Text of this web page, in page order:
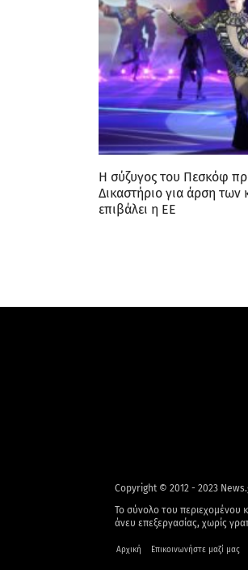
Η σύζυγος του Πεσκόφ
Δικαστήριο για άρση των
επιβάλει η ΕΕ
Copyright © 2012 - 2023
Το σύνολο του περιεχομένου
άνευ επεξεργασίας, χωρίς
Αρχική Επικοινωνήστε μαζί μας